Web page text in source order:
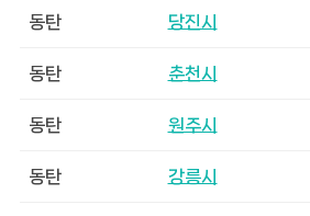
동탄 당진시
동탄 춘천시
동탄 원주시
동탄 강릉시